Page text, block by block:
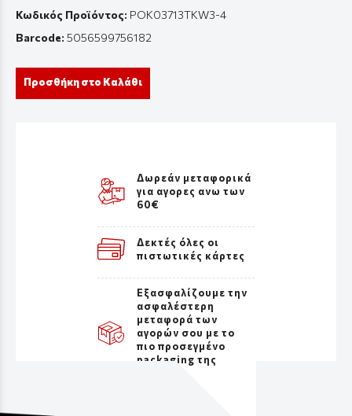
Κωδικός Προϊόντος: POK03713TKW3-4
Barcode: 5056599756182
Προσθήκη στο Καλάθι
Δωρεάν μεταφορικά
για αγορες ανω των
60€
Δεκτές όλες οι
πιστωτικές κάρτες
Εξασφαλίζουμε την
ασφαλέστερη
μεταφορά των
αγορών σου με το
πιο προσεγμένο
packaging της